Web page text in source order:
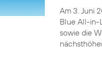
Am 3. Juni
Blue All-in-
sowie die